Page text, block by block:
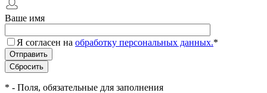
Ваше имя
Я согласен на обработку персональных данных.*
* - Поля, обязательные для заполнения